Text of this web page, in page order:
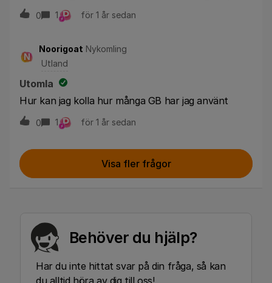
där uppkopplingen streck visas annars en annan
märklig figur vad är det för problem?
0 1 P för 1 år sedan
N
Noorigoat Nykomling
Utland
Utomla
Hur kan jag kolla hur många GB har jag använt
0 1 P för 1 år sedan
Visa fler frågor
Behöver du hjälp?
Har du inte hittat svar på din fråga, så kan
du alltid höra av dig till oss!